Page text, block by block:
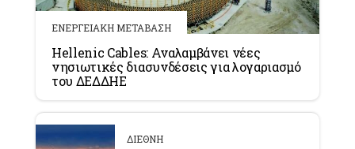
ΕΝΕΡΓΕΙΑΚΗ ΜΕΤΑΒΑΣΗ
Hellenic Cables: Αναλαμβάνει νέες
νησιωτικές διασυνδέσεις για λογαριασμό
του ΔΕΔΔΗΕ
ΔΙΕΘΝΗ